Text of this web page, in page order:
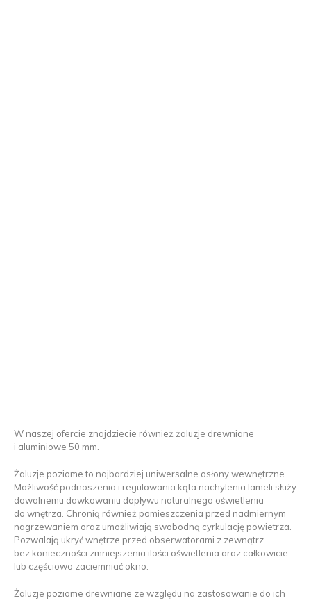
W naszej ofercie znajdziecie również żaluzje drewniane
i aluminiowe 50 mm.
Żaluzje poziome to najbardziej uniwersalne osłony wewnętrzne.
Możliwość podnoszenia i regulowania kąta nachylenia lameli służy
dowolnemu dawkowaniu dopływu naturalnego oświetlenia
do wnętrza. Chronią również pomieszczenia przed nadmiernym
nagrzewaniem oraz umożliwiają swobodną cyrkulację powietrza.
Pozwalają ukryć wnętrze przed obserwatorami z zewnątrz
bez konieczności zmniejszenia ilości oświetlenia oraz całkowicie
lub częściowo zaciemniać okno.
Żaluzje poziome drewniane ze względu na zastosowanie do ich